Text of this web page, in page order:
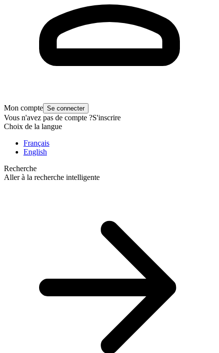
Mon compte Se connecter
Vous n'avez pas de compte ?S'inscrire
Choix de la langue
Français
English
Recherche
Aller à la recherche intelligente